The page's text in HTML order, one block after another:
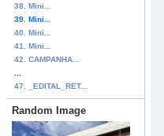
38. Mini...
39. Mini...
40. Mini...
41. Mini...
42. CAMPANHA...
47. _EDITAL_RET...
Random Image